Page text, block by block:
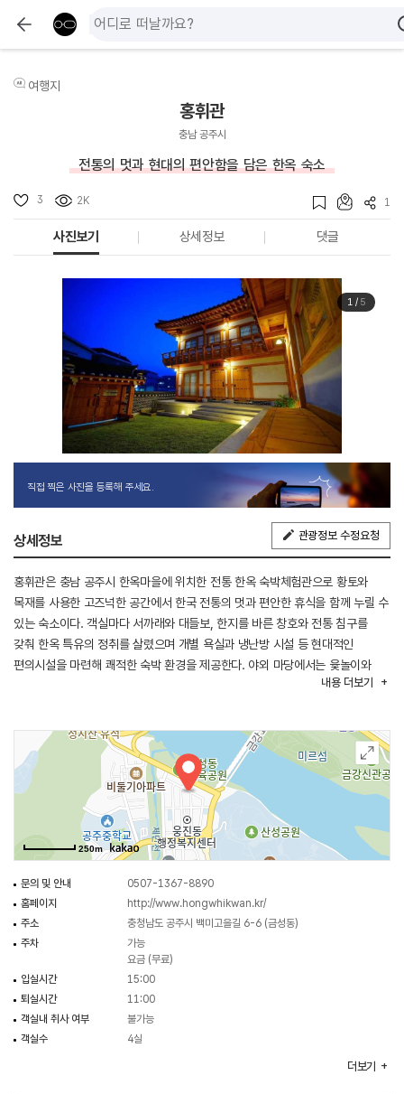
여행지
홍휘관
충남 공주시
전통의 멋과 현대의 편안함을 담은 한옥 숙소
3 2K 1
사진보기 상세정보 댓글
1/ 5
직접 찍은 사진을 등록해 주세요.
상세정보 관광정보 수정요청
홍휘관은 충남 공주시 한옥마을에 위치한 전통 한옥 숙박체험관으로 황토와
목재를 사용한 고즈넉한 공간에서 한국 전통의 멋과 편안한 휴식을 함께 누릴 수
있는 숙소이다. 객실마다 서까래와 대들보, 한지를 바른 창호와 전통 침구를
갖춰 한옥 특유의 정취를 살렸으며 개별 욕실과 냉난방 시설 등 현대적인
편의시설을 마련해 쾌적한 숙박 환경을 제공한다. 야외 마당에서는 윷놀이와
제기차기 등 전통놀이를 즐길 수 있고 2층 커뮤니티 공간에서는 커피와 국산
숙소에서는 자전거를 무료로 대여해 공산성, 무령왕릉과 왕릉원,
국립공주박물관 등 공주의 대표 문화유산을 둘러볼 수 있으며 공주한옥마을과
제민천 일대도 가까워 역사와 문화를 함께 즐기기에 좋다. 전통 한옥의
아름다움과 실용적인 편의시설이 조화를 이루는 숙소로 가족과 연인, 친구는
물론 외국인 여행객에게도 한국 전통문화를 체험하며 머물기 좋은 공간이다.
내용 더보기
250m
문의 및 안내
0507-1367-8890
홈페이지
http://www.hongwhikwan.kr/
주소
충청남도 공주시 백미고을길 6-6 (금성동)
주차
가능
요금 (무료)
입실시간
15:00
퇴실시간
11:00
객실내 취사 여부
불가능
객실수
4실
더보기